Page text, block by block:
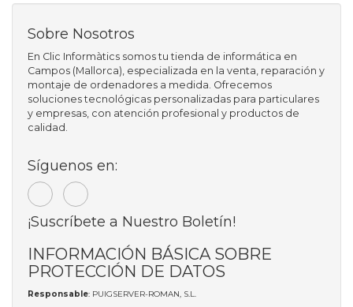
Sobre Nosotros
En Clic Informàtics somos tu tienda de informática en
Campos (Mallorca), especializada en la venta, reparación y
montaje de ordenadores a medida. Ofrecemos
soluciones tecnológicas personalizadas para particulares
y empresas, con atención profesional y productos de
calidad.
Síguenos en:
¡Suscríbete a Nuestro Boletín!
INFORMACIÓN BÁSICA SOBRE
PROTECCIÓN DE DATOS
Responsable: PUIGSERVER-ROMAN, S.L.